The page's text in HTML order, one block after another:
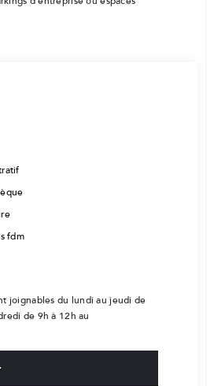
fdm
joignables du lundi au jeudi de
de 9h à 12h au